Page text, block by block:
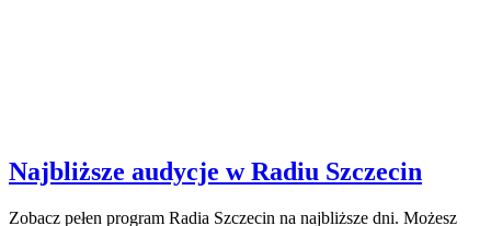
Najbliższe audycje w Radiu Szczecin
Zobacz pełen program Radia Szczecin na najbliższe dni. Możesz